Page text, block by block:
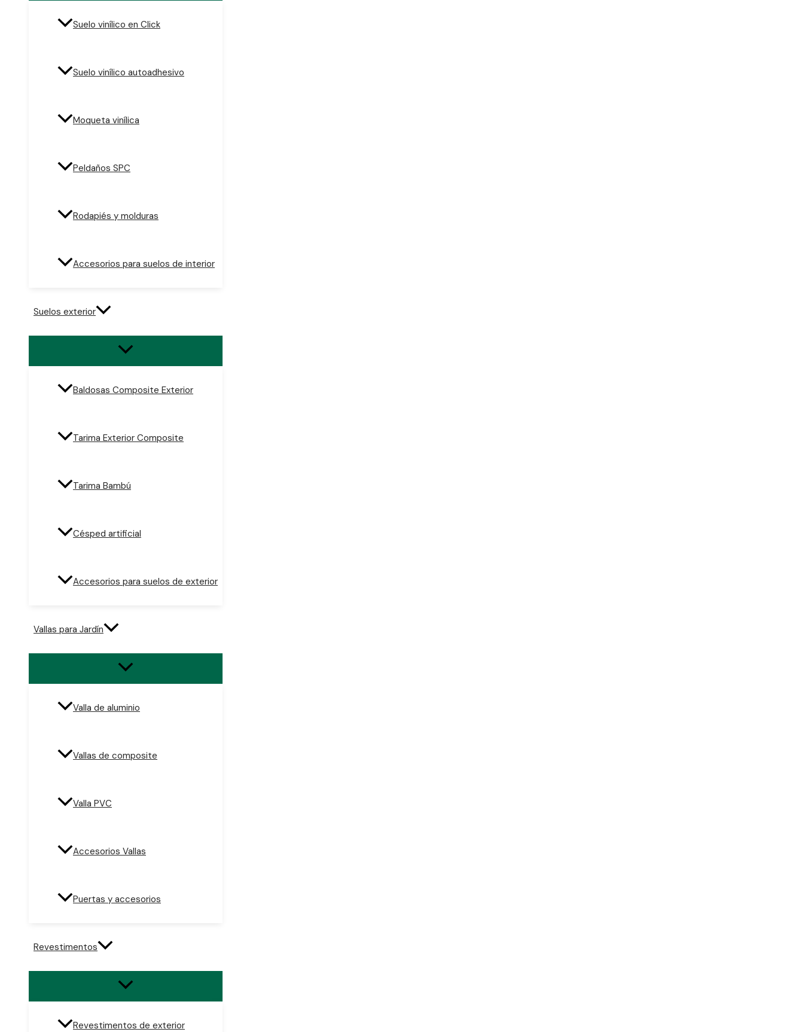
Suelo vinílico en Click
Suelo vinílico autoadhesivo
Moqueta vinílica
Peldaños SPC
Rodapiés y molduras
Accesorios para suelos de interior
Suelos exterior
Baldosas Composite Exterior
Tarima Exterior Composite
Tarima Bambú
Césped artificial
Accesorios para suelos de exterior
Vallas para Jardín
Valla de aluminio
Vallas de composite
Valla PVC
Accesorios Vallas
Puertas y accesorios
Revestimentos
Revestimentos de exterior